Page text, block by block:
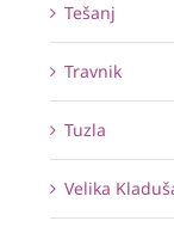
Tešanj
Travnik
Tuzla
Velika